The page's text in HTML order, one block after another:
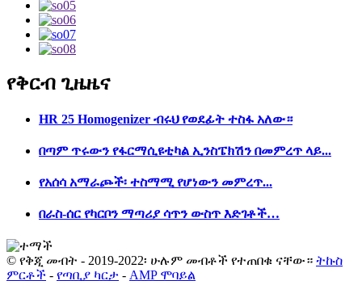
የቅርብ ጊዜዜና
HR 25 Homogenizer ብሩህ የወደፊት ተስፋ አለው።
በጣም ጥሩውን የፋርማሲዩቲካል ኢንስፔክሽን በመምረጥ ላይ...
የአሰሳ አማራጮች፡ ተስማሚ የሆነውን መምረጥ...
በራስ-ሰር የካርቦን ማጣሪያ ሳጥን ውስጥ እድገቶች…
© የቅጂ መብት - 2019-2022፡ ሁሉም መብቶች የተጠበቁ ናቸው። ትኩስ
ምርቶች - የጣቢያ ካርታ - AMP ሞባይል